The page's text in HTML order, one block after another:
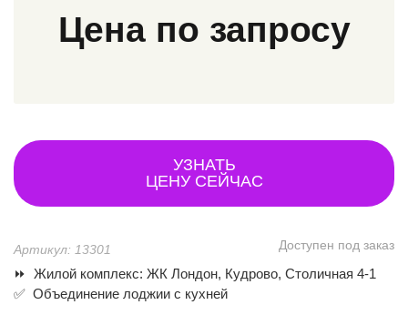
Артикул: 13301 Доступен под заказ
⏩ Жилой комплекс: ЖК Лондон, Кудрово, Столичная 4-1
✅ Объединение лоджии с кухней
Цена по запросу
УЗНАТЬ
ЦЕНУ СЕЙЧАС